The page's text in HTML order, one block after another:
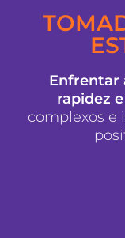
Enfrentar
rapidez
complexos e